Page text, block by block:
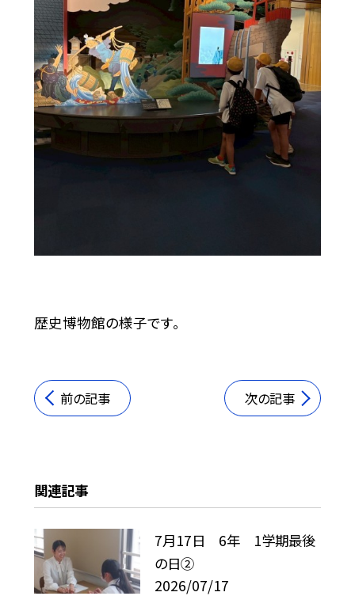
歴史博物館の様子です。
前の記事 次の記事
関連記事
7月17日 6年 1学期最後
の日②
2026/07/17